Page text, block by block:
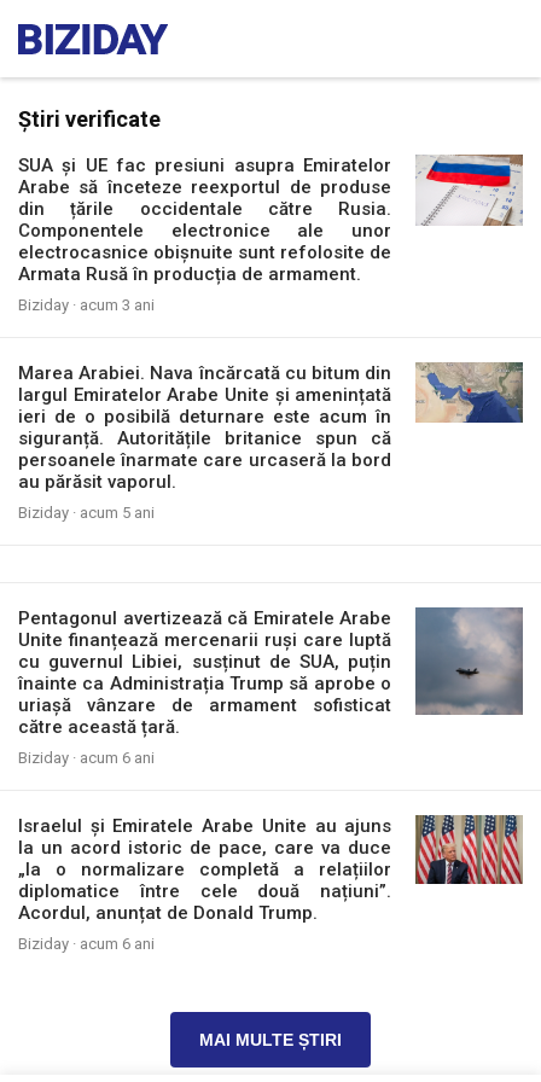
Știri verificate
SUA și UE fac presiuni asupra Emiratelor
Arabe să înceteze reexportul de produse
din țările occidentale către Rusia.
Componentele electronice ale unor
electrocasnice obișnuite sunt refolosite de
Armata Rusă în producția de armament.
Biziday · acum 3 ani
Marea Arabiei. Nava încărcată cu bitum din
largul Emiratelor Arabe Unite și amenințată
ieri de o posibilă deturnare este acum în
siguranță. Autoritățile britanice spun că
persoanele înarmate care urcaseră la bord
au părăsit vaporul.
Biziday · acum 5 ani
Pentagonul avertizează că Emiratele Arabe
Unite finanțează mercenarii ruși care luptă
cu guvernul Libiei, susținut de SUA, puțin
înainte ca Administrația Trump să aprobe o
uriașă vânzare de armament sofisticat
către această țară.
Biziday · acum 6 ani
Israelul și Emiratele Arabe Unite au ajuns
la un acord istoric de pace, care va duce
„la o normalizare completă a relațiilor
diplomatice între cele două națiuni”.
Acordul, anunțat de Donald Trump.
Biziday · acum 6 ani
MAI MULTE ȘTIRI